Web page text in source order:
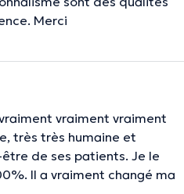
Merci
vraiment vraiment
très très humaine et
de ses patients. Je le
Il a vraiment changé ma